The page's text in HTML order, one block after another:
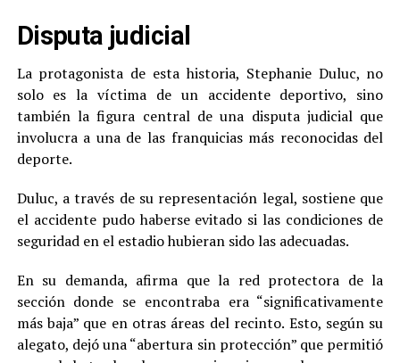
Disputa judicial
La protagonista de esta historia, Stephanie Duluc, no
solo es la víctima de un accidente deportivo, sino
también la figura central de una disputa judicial que
involucra a una de las franquicias más reconocidas del
deporte.
Duluc, a través de su representación legal, sostiene que
el accidente pudo haberse evitado si las condiciones de
seguridad en el estadio hubieran sido las adecuadas.
En su demanda, afirma que la red protectora de la
sección donde se encontraba era “significativamente
más baja” que en otras áreas del recinto. Esto, según su
alegato, dejó una “abertura sin protección” que permitió